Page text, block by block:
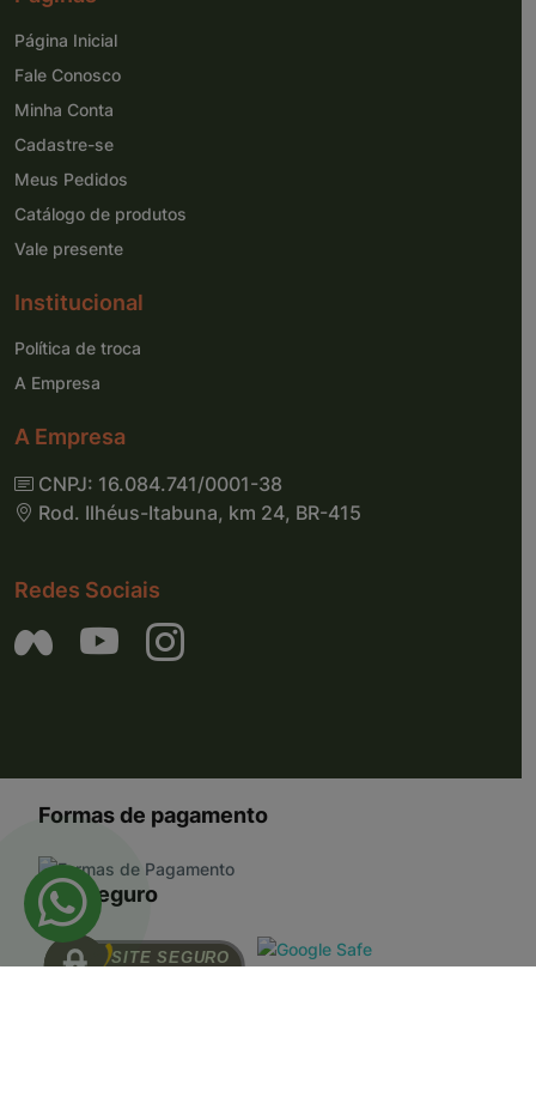
Página Inicial
Fale Conosco
Minha Conta
Cadastre-se
Meus Pedidos
Catálogo de produtos
Vale presente
Institucional
Política de troca
A Empresa
A Empresa
CNPJ: 16.084.741/0001-38
Rod. Ilhéus-Itabuna, km 24, BR-415
Redes Sociais
Formas de pagamento
Site seguro
SITE SEGURO